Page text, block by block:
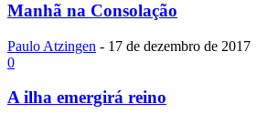
Manhã na Consolação
Paulo Atzingen - 17 de dezembro de 2017
0
A ilha emergirá reino